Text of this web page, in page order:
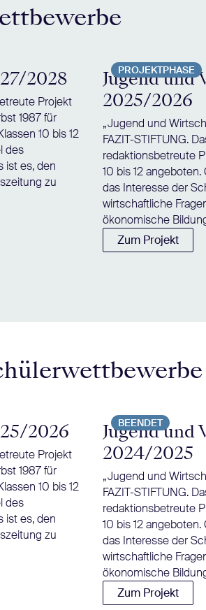
2028
Projekt
1987 für
10 bis 12
des
ist es, den
zu
PROJEKTPHASE
Jugend und
2025/2026
„Jugend und
FAZIT-STIFTUNG.
redaktionsbetreute
10 bis 12
das Interesse der
wirtschaftliche
ökonomische
Zum Projekt
2026
Projekt
1987 für
10 bis 12
des
ist es, den
zu
BEENDET
Jugend und
2024/2025
„Jugend und
FAZIT-STIFTUNG.
redaktionsbetreute
10 bis 12
das Interesse der
wirtschaftliche
ökonomische
Zum Projekt